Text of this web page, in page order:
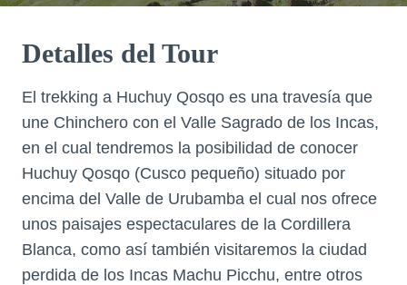
Detalles del Tour
El trekking a Huchuy Qosqo es una travesía que
une Chinchero con el Valle Sagrado de los Incas,
en el cual tendremos la posibilidad de conocer
Huchuy Qosqo (Cusco pequeño) situado por
encima del Valle de Urubamba el cual nos ofrece
unos paisajes espectaculares de la Cordillera
Blanca, como así también visitaremos la ciudad
perdida de los Incas Machu Picchu, entre otros